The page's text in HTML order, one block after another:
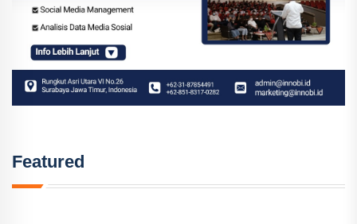
Featured